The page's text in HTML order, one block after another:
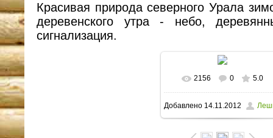
Красивая природа северного Урала
деревенского утра - небо,
сигнализация.
В реальном размере
1600x1064/ 223.6Kb
2156 0 5.0
Добавлено 14.11.2012